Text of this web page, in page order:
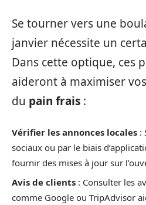
Se tourner vers une
janvier nécessite un
Dans cette optique, ces
aideront à maximiser
du pain frais :
Vérifier les annonces locales :
sociaux ou par le biais
fournir des mises à jour sur
Avis de clients : Consulter les
comme Google ou TripAdvisor